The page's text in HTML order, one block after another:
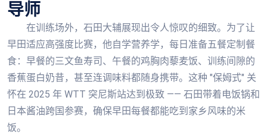
导师
在训练场外，石田大辅展现出令人惊叹的细致。为了让
早田适应高强度比赛，他自学营养学，每日准备五餐定制餐
食：早餐的三文鱼寿司、午餐的鸡胸肉藜麦饭、训练间隙的
香蕉蛋白奶昔，甚至连调味料都随身携带。这种 "保姆式" 关
怀在 2025 年 WTT 突尼斯站达到极致 —— 石田带着电饭锅和
日本酱油跨国参赛，确保早田每餐都能吃到家乡风味的米
饭。